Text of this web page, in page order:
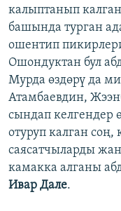
калыптанып
башында турган
ошентип
Ошондуктан бул
Мурда өздөрү да
Атамбаевдин,
сындап келгендер
отуруп калган
саясатчыларды
камакка алганы
Ивар Дале.